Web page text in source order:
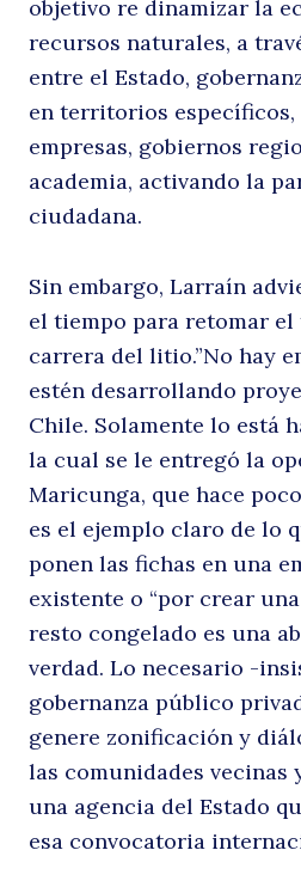
objetivo re dinamizar la
recursos naturales, a
entre el Estado,
en territorios
empresas, gobiernos
academia, activando la
ciudadana.
Sin embargo, Larraín
el tiempo para retomar el
carrera del litio.”No hay
estén desarrollando
Chile. Solamente lo está
la cual se le entregó la
Maricunga, que hace
es el ejemplo claro de lo
ponen las fichas en una
existente o “por crear
resto congelado es una
verdad. Lo necesario -
gobernanza público
genere zonificación y
las comunidades vecinas
una agencia del Estado
esa convocatoria